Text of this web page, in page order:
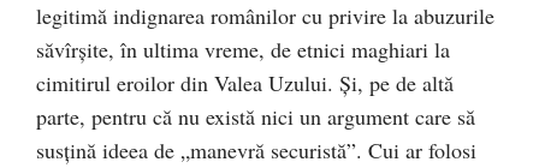
legitimă indignarea românilor cu privire la abuzurile
săvîrșite, în ultima vreme, de etnici maghiari la
cimitirul eroilor din Valea Uzului. Și, pe de altă
parte, pentru că nu există nici un argument care să
susțină ideea de „manevră securistă”. Cui ar folosi